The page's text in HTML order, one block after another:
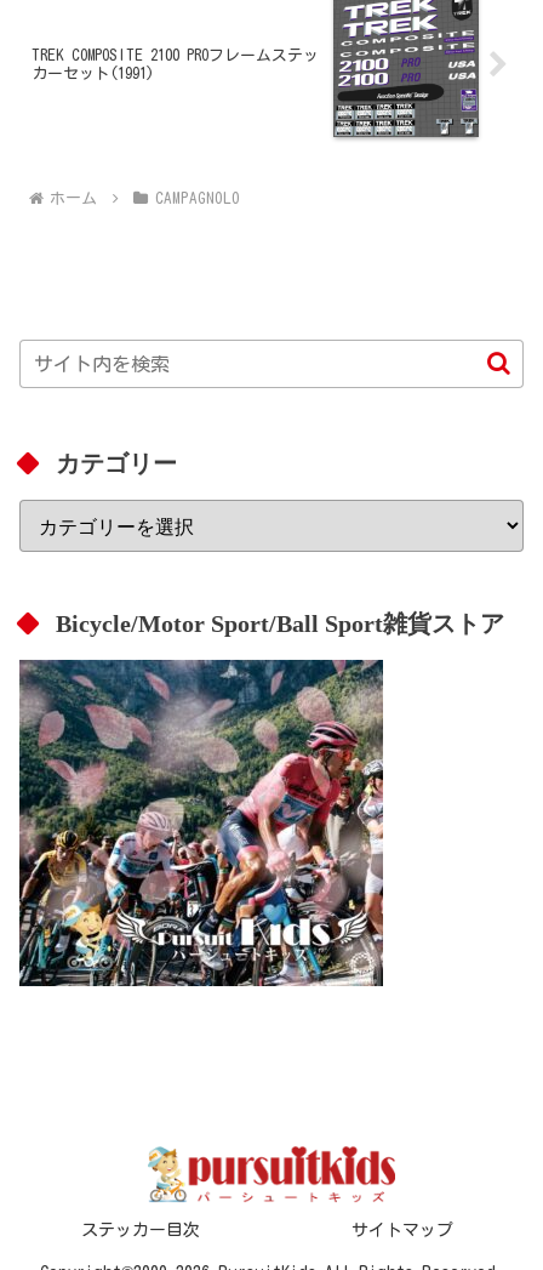
TREK COMPOSITE 2100 PROフレームステッ
カーセット(1991)
ホーム CAMPAGNOLO
カテゴリー
Bicycle/Motor Sport/Ball Sport雑貨ストア
ステッカー目次 サイトマップ